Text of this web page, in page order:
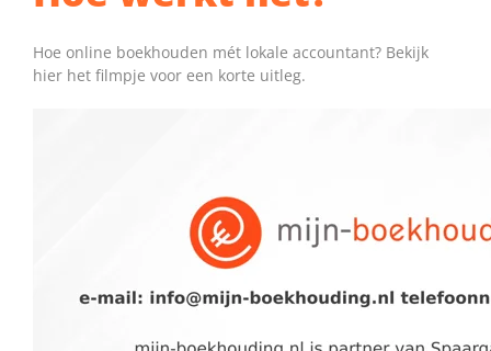
Hoe online boekhouden mét lokale accountant? Bekijk
hier het filmpje voor een korte uitleg.